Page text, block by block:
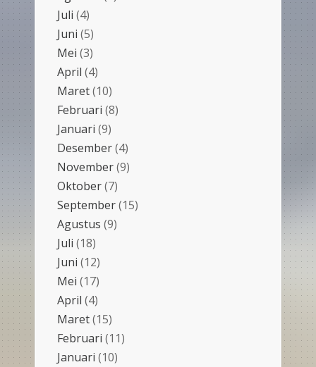
Juli (4)
Juni (5)
Mei (3)
April (4)
Maret(10)
Februari (8)
Januari (9)
Desember(4)
November(9)
Oktober(7)
September(15)
Agustus (9)
Juli (18)
Juni (12)
Mei (17)
April (4)
Maret(15)
Februari (11)
Januari (10)